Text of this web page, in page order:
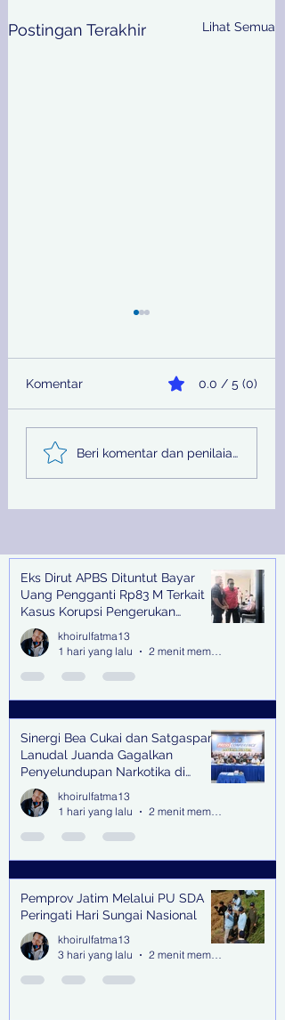
Postingan Terakhir Lihat Semua
Sinergi Bea Cukai dan
Satgaspam Lanudal
Juanda Gagalkan
Komentar 0.0 / 5 (0)
Beri komentar dan penilaian...
Recent Posts
Eks Dirut APBS Dituntut Bayar
Uang Pengganti Rp83 M Terkait
Kasus Korupsi Pengerukan
Tanjung Perak
khoirulfatma13
1 hari yang lalu
2 menit membaca
Sinergi Bea Cukai dan Satgaspam
Lanudal Juanda Gagalkan
Penyelundupan Narkotika di
Bandara Juanda
khoirulfatma13
1 hari yang lalu
2 menit membaca
Pemprov Jatim Melalui PU SDA
Peringati Hari Sungai Nasional
khoirulfatma13
3 hari yang lalu
2 menit membaca